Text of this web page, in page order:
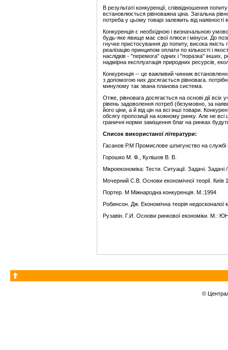
В результаті конкуренції, співвідношення
встановлюється рівноважна ціна. Загальна
потреба у цьому товарі залежить від наявності
Конкуренція є необхідною і визначальною
будь-яке явище має свої плюси і мінуси. До
гнучке пристосування до попиту, висока якість
реалізацію принципом оплати по кількості і
наслідків - "перемога" одних і "поразка"
надмірна експлуатація природних ресурсів,
Конкуренція -- це важливий чинник
з допомогою них досягається рівновага.
минулому так звана планова система.
Отже, рівновага досягається на основі дії
рівень задоволення потреб (безумовно, за
його ціни, а й від цін на всі інші товари.
обсягу пропозиції на кожному ринку. Але не всі
граничні норми заміщення благ на ринках
Список використаної літератури:
Гасанов Р.М Промислове шпигунство на
Горошко М. Ф., Кулішов В. В.
Мікроекономіка: Тести. Ситуації. Задачі.
Мочерний С.В. Основи економічної теорії. Київ
Портер. М Міжнародна конкуренція. М.:1994
Робинсон. Дж. Економічна теорія недосконалої
Рузавін. Г.И. Основи ринкової економіки. М.:
©